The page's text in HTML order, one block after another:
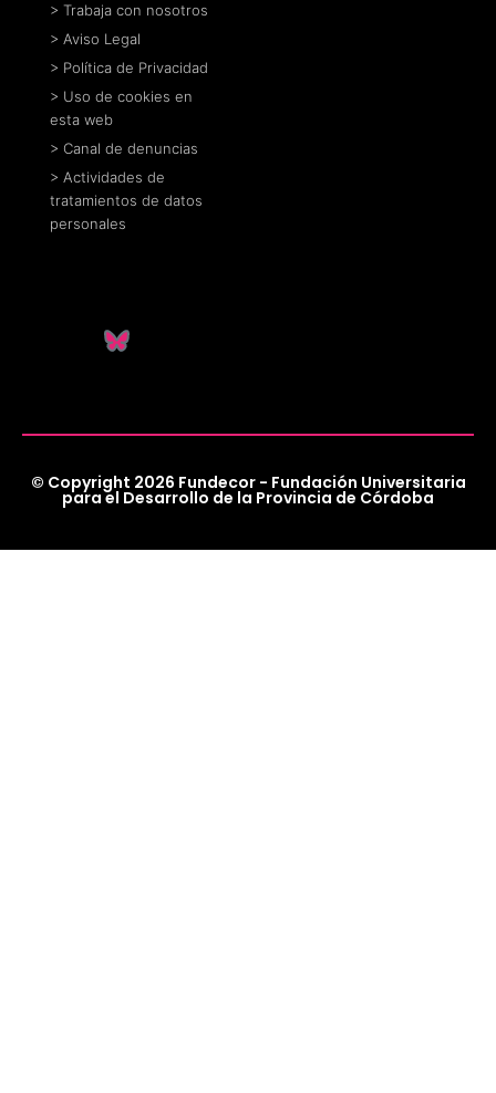
> Trabaja con nosotros
> Aviso Legal
> Política de Privacidad
> Uso de cookies en
esta web
> Canal de denuncias
> Actividades de
tratamientos de datos
personales
© Copyright 2026 Fundecor - Fundación Universitaria
para el Desarrollo de la Provincia de Córdoba